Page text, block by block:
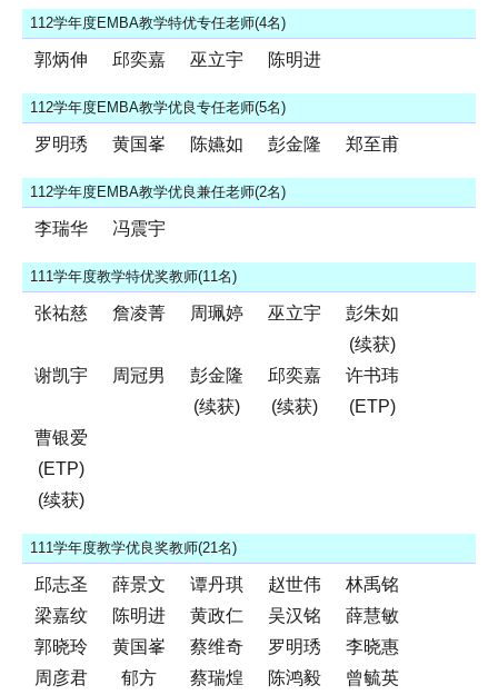
112学年度EMBA教学特优专任老师(4名)
郭炳伸 邱奕嘉 巫立宇 陈明进
112学年度EMBA教学优良专任老师(5名)
罗明琇 黄国峯 陈嬿如 彭金隆 郑至甫
112学年度EMBA教学优良兼任老师(2名)
李瑞华 冯震宇
111学年度教学特优奖教师(11名)
张祐慈 詹凌菁 周珮婷 巫立宇
彭朱如
(续获)
谢凯宇
周冠男
彭金隆
(续获)
邱奕嘉
(续获)
许书玮
(ETP)
曹银爱
(ETP)
(续获)
111学年度教学优良奖教师(21名)
邱志圣 薛景文 谭丹琪 赵世伟
林禹铭
梁嘉纹
陈明进 黄政仁 吴汉铭
薛慧敏
郭晓玲
黄国峯 蔡维奇 罗明琇
李晓惠
周彦君
郁方 蔡瑞煌 陈鸿毅
曾毓英